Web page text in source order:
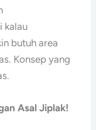
kalau
butuh area
Konsep yang
Asal Jiplak!